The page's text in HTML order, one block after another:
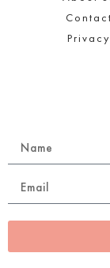
Contact
Privacy